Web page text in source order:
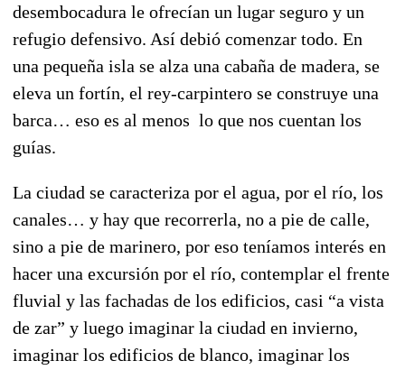
desembocadura le ofrecían un lugar seguro y un
refugio defensivo. Así debió comenzar todo. En
una pequeña isla se alza una cabaña de madera, se
eleva un fortín, el rey-carpintero se construye una
barca… eso es al menos lo que nos cuentan los
guías.
La ciudad se caracteriza por el agua, por el río, los
canales… y hay que recorrerla, no a pie de calle,
sino a pie de marinero, por eso teníamos interés en
hacer una excursión por el río, contemplar el frente
fluvial y las fachadas de los edificios, casi “a vista
de zar” y luego imaginar la ciudad en invierno,
imaginar los edificios de blanco, imaginar los